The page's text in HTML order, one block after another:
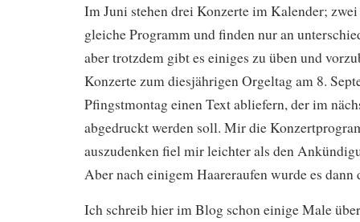
Im Juni stehen drei Konzerte im Kalender; zwei
gleiche Programm und finden nur an
aber trotzdem gibt es einiges zu üben und
Konzerte zum diesjährigen Orgeltag am 8.
Pfingstmontag einen Text abliefern, der im
abgedruckt werden soll. Mir die
auszudenken fiel mir leichter als den
Aber nach einigem Haareraufen wurde es dann
Ich schreib hier im Blog schon einige Male